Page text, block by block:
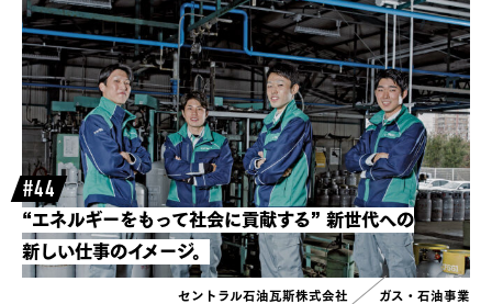
#44
“エネルギーをもって社会に貢献する”新世代への
新しい仕事のイメージ。
セントラル石油瓦斯株式会社 ガス・石油事業